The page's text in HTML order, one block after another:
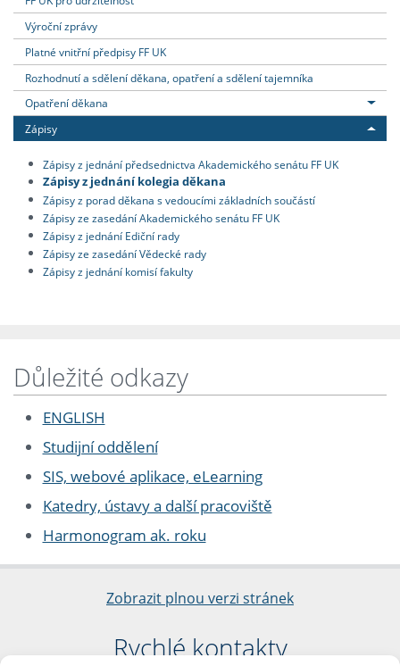
Výroční zprávy
Platné vnitřní předpisy FF UK
Rozhodnutí a sdělení děkana, opatření a sdělení tajemníka
Opatření děkana
Zápisy
Zápisy z jednání předsednictva Akademického senátu FF UK
Zápisy z jednání kolegia děkana
Zápisy z porad děkana s vedoucími základních součástí
Zápisy ze zasedání Akademického senátu FF UK
Zápisy z jednání Ediční rady
Zápisy ze zasedání Vědecké rady
Zápisy z jednání komisí fakulty
Důležité odkazy
ENGLISH
Studijní oddělení
SIS, webové aplikace, eLearning
Katedry, ústavy a další pracoviště
Harmonogram ak. roku
Zobrazit plnou verzi stránek
Rychlé kontakty